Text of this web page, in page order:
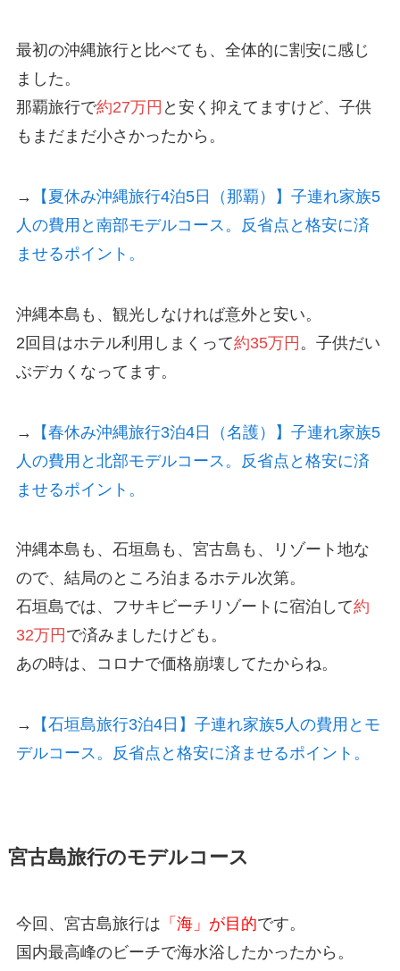
最初の沖縄旅行と比べても、全体的に割安に感じ
ました。
那覇旅行で約27万円 と安く抑えてますけど、子供
もまだまだ小さかったから。
→
【夏休み沖縄旅行4泊5日（那覇）】子連れ家族5
人の費用と南部モデルコース。反省点と格安に済
ませるポイント。
沖縄本島も、観光しなければ意外と安い。
2回目はホテル利用しまくって約35万円 。子供だい
ぶデカくなってます。
→
【春休み沖縄旅行3泊4日（名護）】子連れ家族5
人の費用と北部モデルコース。反省点と格安に済
ませるポイント。
沖縄本島も、石垣島も、宮古島も、リゾート地な
ので、結局のところ泊まるホテル次第。
石垣島では、フサキビーチリゾートに宿泊して約
32万円 で済みましたけども。
あの時は、コロナで価格崩壊してたからね。
→
【石垣島旅行3泊4日】子連れ家族5人の費用とモ
デルコース。反省点と格安に済ませるポイント。
宮古島旅行のモデルコース
今回、宮古島旅行は 「海」が目的です。
国内最高峰のビーチで海水浴したかったから。